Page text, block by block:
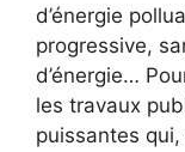
d’énergie
progressive,
d’énergie…
les travaux
puissantes